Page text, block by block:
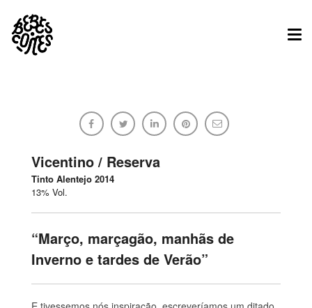
Bebes.Comes
Vicentino / Reserva
Tinto Alentejo 2014
13% Vol.
“Março, marçagão, manhãs de
Inverno e tardes de Verão”